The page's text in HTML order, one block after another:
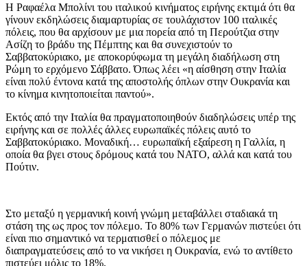
Η Ραφαέλα Μπολίνι του ιταλικού κινήματος ειρήνης εκτιμά ότι θα
γίνουν εκδηλώσεις διαμαρτυρίας σε τουλάχιστον 100 ιταλικές
πόλεις, που θα αρχίσουν με μια πορεία από τη Περούτζια στην
Ασίζη το βράδυ της Πέμπτης και θα συνεχιστούν το
Σαββατοκύριακο, με αποκορύφωμα τη μεγάλη διαδήλωση στη
Ρώμη το ερχόμενο Σάββατο. Όπως λέει «η αίσθηση στην Ιταλία
είναι πολύ έντονα κατά της αποστολής όπλων στην Ουκρανία και
το κίνημα κινητοποιείται παντού».
Εκτός από την Ιταλία θα πραγματοποιηθούν διαδηλώσεις υπέρ της
ειρήνης και σε πολλές άλλες ευρωπαϊκές πόλεις αυτό το
Σαββατοκύριακο. Μοναδική… ευρωπαϊκή εξαίρεση η Γαλλία, η
οποία θα βγει στους δρόμους κατά του ΝΑΤΟ, αλλά και κατά του
Πούτιν.
Στο μεταξύ η γερμανική κοινή γνώμη μεταβάλλει σταδιακά τη
στάση της ως προς τον πόλεμο. Το 80% των Γερμανών πιστεύει ότι
είναι πιο σημαντικό να τερματισθεί ο πόλεμος με
διαπραγματεύσεις από το να νικήσει η Ουκρανία, ενώ το αντίθετο
πιστεύει μόλις το 18%.